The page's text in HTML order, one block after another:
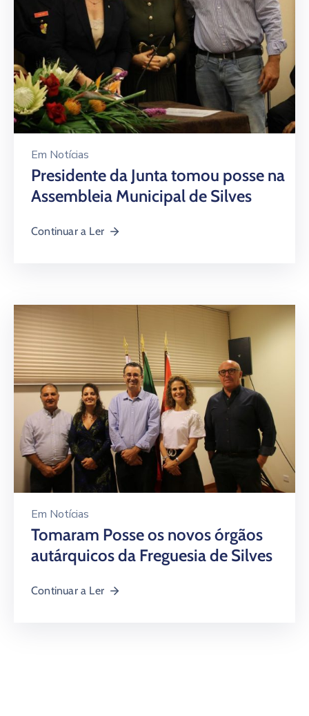
Em Notícias
Presidente da Junta tomou posse na
Assembleia Municipal de Silves
Continuar a Ler
Em Notícias
Tomaram Posse os novos órgãos
autárquicos da Freguesia de Silves
Continuar a Ler